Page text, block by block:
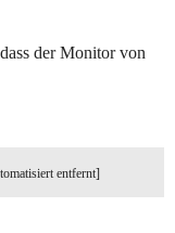
der Monitor von
entfernt]